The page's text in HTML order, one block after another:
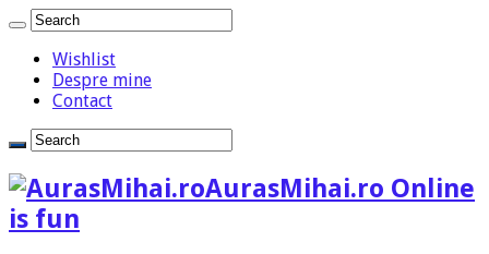
Wishlist
Despre mine
Contact
AurasMihai.ro Online
is fun